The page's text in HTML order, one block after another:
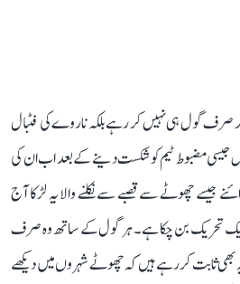
ہالند صرف گول ہی نہیں کر رہے بلکہ ناروے کی فٹبال
جیسی مضبوط ٹیم کو شکست دینے کے بعد اب ان کی
جیسے چھوٹے سے قصبے سے نکلنے والا یہ لڑکا آج
تحریک بن چکا ہے۔ ہر گول کے ساتھ وہ صرف
بھی ثابت کر رہے ہیں کہ چھوٹے شہروں میں دیکھے